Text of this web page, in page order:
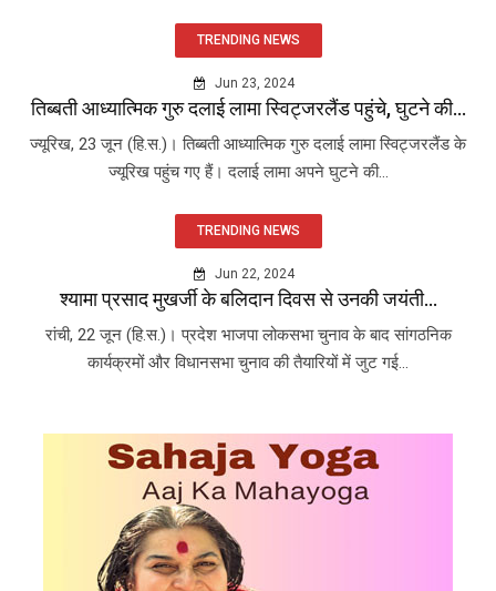
TRENDING NEWS
Jun 23, 2024
तिब्बती आध्यात्मिक गुरु दलाई लामा स्विट्जरलैंड पहुंचे, घुटने की...
ज्यूरिख, 23 जून (हि.स.)। तिब्बती आध्यात्मिक गुरु दलाई लामा स्विट्जरलैंड के
ज्यूरिख पहुंच गए हैं। दलाई लामा अपने घुटने की...
TRENDING NEWS
Jun 22, 2024
श्यामा प्रसाद मुखर्जी के बलिदान दिवस से उनकी जयंती...
रांची, 22 जून (हि.स.)। प्रदेश भाजपा लोकसभा चुनाव के बाद सांगठनिक
कार्यक्रमों और विधानसभा चुनाव की तैयारियों में जुट गई...